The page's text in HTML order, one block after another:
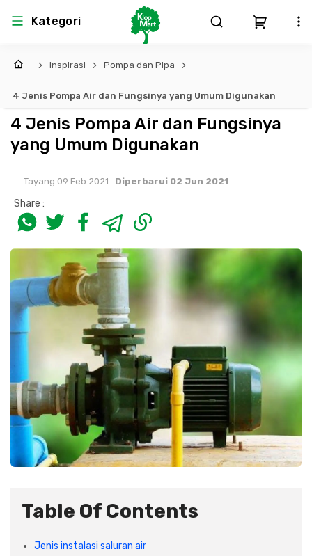
Kategori
Arsitektur
Lem
Dinding
Pintu, Jendela & Perlengkapan
Cat dan Pelapis Dinding
Lantai
Plafon & Partisi
Sanitari & Aksesorisnya
Aksesoris Dapur
Peralatan & Perkakas
Scaffolding
Struktural
Produk K3
Perlengkapan
Bekisting
Besi Beton & Wiremesh
Beton
Material Alam
Besi Profil & Plat
Produk Pracetak
Besi Profil & Baja
MEP
Sistem Elektro
Sistem Penanggulangan Kebakaran
Sistem Pemipaan
Peralatan Elektronik
Peralatan Utama
Sistem Elektrikal
Pompa dan Pipa
Lampu & Listrik
Interior
Landscape
Inspirasi Pompa dan Pipa
4 Jenis Pompa Air dan Fungsinya yang Umum Digunakan
4 Jenis Pompa Air dan Fungsinya
yang Umum Digunakan
Tayang 09 Feb 2021 Diperbarui 02 Jun 2021
Share :
Table Of Contents
Jenis instalasi saluran air